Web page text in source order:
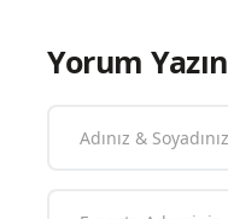
Yorum Yazın